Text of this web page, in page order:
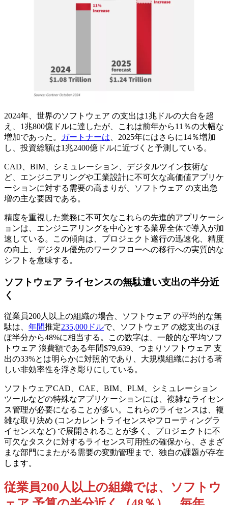
2024年、世界のソフトウェア の支出は1兆ドルの大台を超
え、1兆800億ドルに達したが、これは前年から11％の大幅な
増加であった。
ガートナーは 、2025年にはさらに14％増加
し、投資総額は1兆2400億ドルに近づくと予測している。
CAD、BIM、シミュレーション、デジタルツイン技術な
ど、エンジニアリングや工業設計に不可欠な高価値アプリケ
ーションに対する需要の高まりが、ソフトウェア の支出急
増の主な要因である。
精度を重視した業務に不可欠なこれらの先進的アプリケーシ
ョンは、エンジニアリングを中心とする業界全体で導入が加
速している。この傾向は、プロジェクト遂行の迅速化、精度
の向上、デジタル優先のワークフローへの移行への実質的な
シフトを意味する。
ソフトウェア ライセンスの無駄遣い支出の半分近
く
従業員200人以上の組織の場合、ソフトウェア の平均的な無
駄は、 年間推定235,000ドルで、ソフトウェア の総支出のほ
ぼ半分から48%に相当する。この数字は、一般的な平均ソフ
トウェア 浪費額である年間$79,639、つまりソフトウェア 支
出の33%とは明らかに対照的であり、大規模組織における著
しい非効率性を浮き彫りにしている。
ソフトウェアCAD、CAE、BIM、PLM、シミュレーション
ツールなどの特殊なアプリケーションには、複雑なライセン
ス管理が必要になることが多い。これらのライセンスは、複
雑な取り決め (コンカレントライセンスやフローティングラ
イセンスなど) で展開されることが多く、プロジェクトに不
可欠なタスクに対するライセンス可用性の確保から、さまざ
まな部門にまたがる需要の変動管理まで、独自の課題が存在
します。
従業員200人以上の組織では、ソフトウ